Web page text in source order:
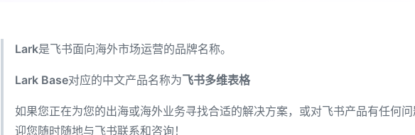
Lark是飞书面向海外市场运营的品牌名称。
Lark Base对应的中文产品名称为飞书多维表格
如果您正在为您的出海或海外业务寻找合适的解决方案，或对飞书产品有任何
迎您随时随地与飞书联系和咨询！